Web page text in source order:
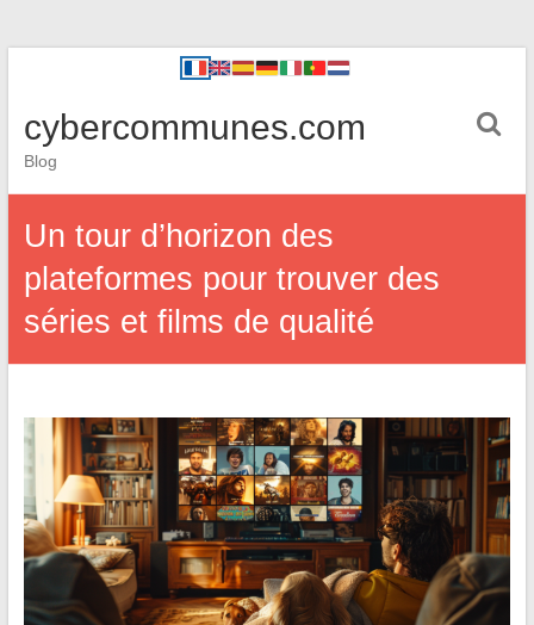
cybercommunes.com
Blog
Un tour d’horizon des
plateformes pour trouver des
séries et films de qualité